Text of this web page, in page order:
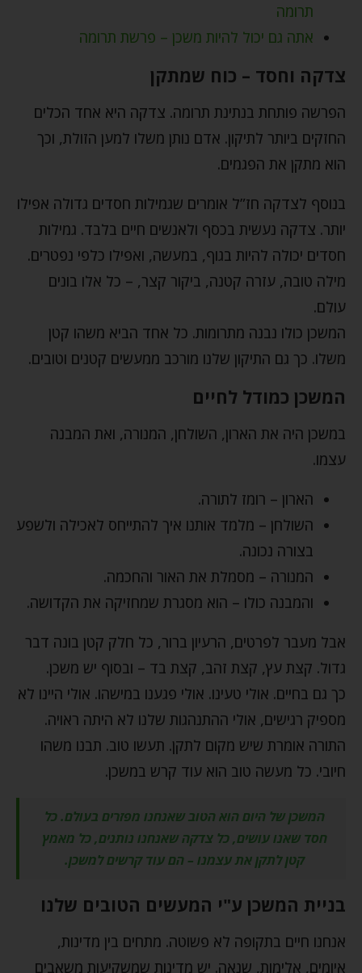
תרומה
אתה גם יכול להיות משכן – פרשת תרומה
צדקה וחסד – כוח שמתקן
הפרשה פותחת בנתינת תרומה. צדקה היא אחד הכלים
החזקים ביותר לתיקון. אדם נותן משלו למען הזולת, וכך
הוא מתקן את הפגמים.
בנוסף לצדקה חז”ל אומרים שגמילות חסדים גדולה אפילו
יותר. צדקה נעשית בכסף ולאנשים חיים בלבד. גמילות
חסדים יכולה להיות בגוף, במעשה, ואפילו כלפי נפטרים.
מילה טובה, עזרה קטנה, ביקור קצר, – כל אלו בונים
עולם.
המשכן כולו נבנה מתרומות. כל אחד הביא משהו קטן
משלו. כך גם התיקון שלנו מורכב ממעשים קטנים וטובים.
המשכן כמודל לחיים
במשכן היה את הארון, השולחן, המנורה, ואת המבנה
עצמו.
הארון – רומז לתורה.
השולחן – מלמד אותנו איך להתייחס לאכילה ולשפע
בצורה נכונה.
המנורה – מסמלת את האור והחכמה.
והמבנה כולו – הוא מסגרת שמחזיקה את הקדושה.
אבל מעבר לפרטים, הרעיון ברור, כל חלק קטן בונה דבר
גדול. קצת עץ, קצת זהב, קצת בד – ובסוף יש משכן.
כך גם בחיים. אולי טעינו. אולי פגענו במישהו. אולי היינו לא
מספיק רגישים, אולי ההתנהגות שלנו לא היתה ראויה.
התורה אומרת שיש מקום לתקן. תעשו טוב. תבנו משהו
חיובי. כל מעשה טוב הוא עוד קרש במשכן.
המשכן של היום הוא הטוב שאנחנו מפזרים בעולם. כל
חסד שאנו עושים, כל צדקה שאנחנו נותנים, כל מאמץ
קטן לתקן את עצמנו – הם עוד קרשים למשכן.
בניית המשכן ע"י המעשים הטובים שלנו
אנחנו חיים בתקופה לא פשוטה. מתחים בין מדינות,
איומים, אלימות, שנאה. יש מדינות שמשקיעות משאבים